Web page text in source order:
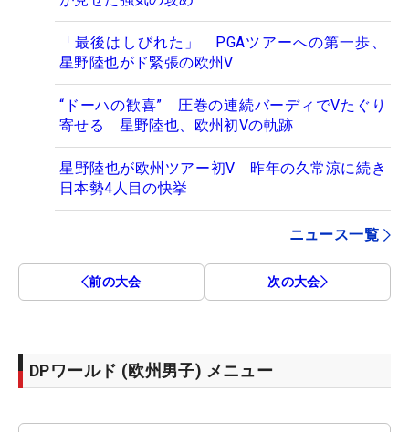
「最後はしびれた」 PGAツアーへの第一歩、
星野陸也がド緊張の欧州V
“ドーハの歓喜” 圧巻の連続バーディでVたぐり
寄せる 星野陸也、欧州初Vの軌跡
星野陸也が欧州ツアー初V 昨年の久常涼に続き
日本勢4人目の快挙
ニュース一覧
前の大会 次の大会
DPワールド (欧州男子) メニュー